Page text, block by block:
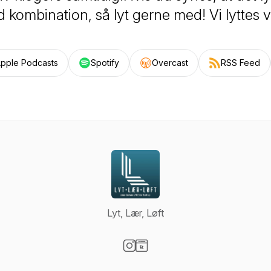
kombination, så lyt gerne med! Vi lyttes
Podcasts Spotify Overcast RSS Feed
Lyt, Lær, Løft